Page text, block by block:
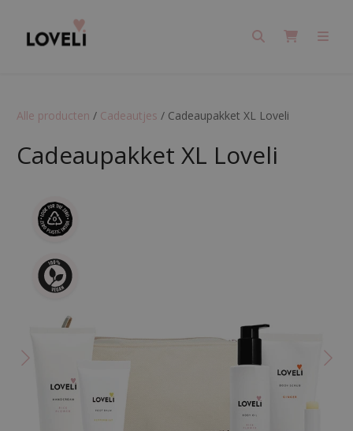
SearchCart
Alle producten / Cadeautjes / Cadeaupakket XL Loveli
Cadeaupakket XL Loveli